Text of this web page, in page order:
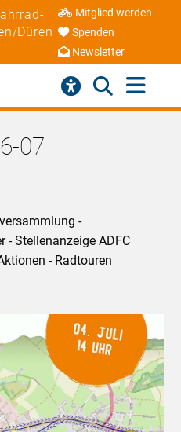
Düren
Mitglied werden
Spenden
Newsletter
07
-
- Stellenanzeige ADFC
- Radtouren